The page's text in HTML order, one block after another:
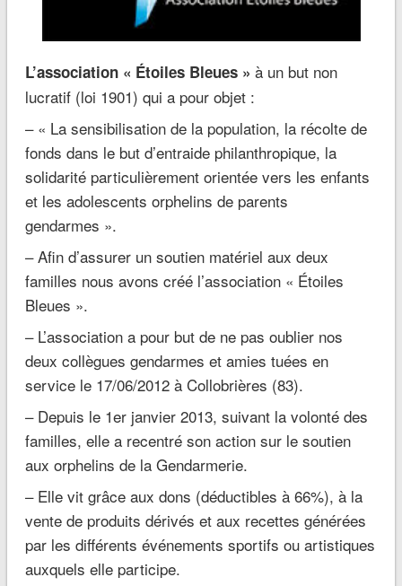
L’association « Étoiles Bleues » à un but non
lucratif (loi 1901) qui a pour objet :
– « La sensibilisation de la population, la récolte de
fonds dans le but d’entraide philanthropique, la
solidarité particulièrement orientée vers les enfants
et les adolescents orphelins de parents
gendarmes ».
– Afin d’assurer un soutien matériel aux deux
familles nous avons créé l’association « Étoiles
Bleues ».
– L’association a pour but de ne pas oublier nos
deux collègues gendarmes et amies tuées en
service le 17/06/2012 à Collobrières (83).
– Depuis le 1er janvier 2013, suivant la volonté des
familles, elle a recentré son action sur le soutien
aux orphelins de la Gendarmerie.
– Elle vit grâce aux dons (déductibles à 66%), à la
vente de produits dérivés et aux recettes générées
par les différents événements sportifs ou artistiques
auxquels elle participe.